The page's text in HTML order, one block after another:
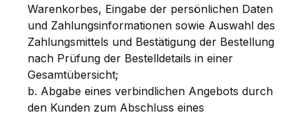
Warenkorbes, Eingabe der persönlichen Daten
und Zahlungsinformationen sowie Auswahl des
Zahlungsmittels und Bestätigung der Bestellung
nach Prüfung der Bestelldetails in einer
Gesamtübersicht;
b. Abgabe eines verbindlichen Angebots durch
den Kunden zum Abschluss eines